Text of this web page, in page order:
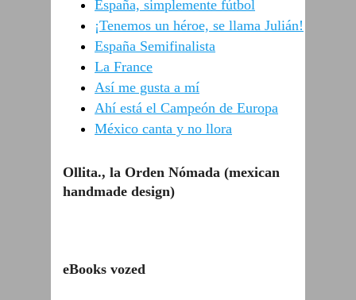
España, simplemente fútbol
¡Tenemos un héroe, se llama Julián!
España Semifinalista
La France
Así me gusta a mí
Ahí está el Campeón de Europa
México canta y no llora
Ollita., la Orden Nómada (mexican
handmade design)
eBooks vozed